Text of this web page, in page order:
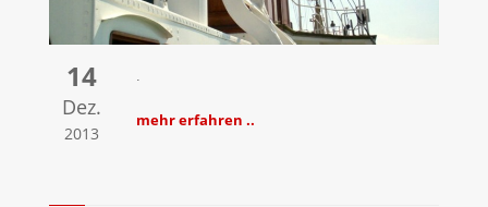
14
Dez.
2013
mehr erfahren ..